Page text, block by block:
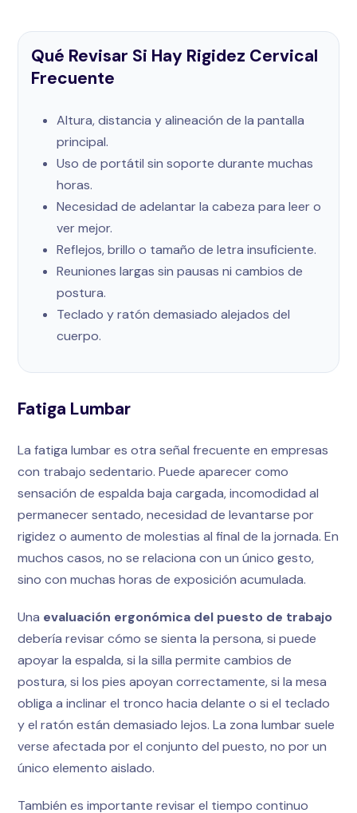
Qué Revisar Si Hay Rigidez Cervical
Frecuente
Altura, distancia y alineación de la pantalla
principal.
Uso de portátil sin soporte durante muchas
horas.
Necesidad de adelantar la cabeza para leer o
ver mejor.
Reflejos, brillo o tamaño de letra insuficiente.
Reuniones largas sin pausas ni cambios de
postura.
Teclado y ratón demasiado alejados del
cuerpo.
Fatiga Lumbar
La fatiga lumbar es otra señal frecuente en empresas
con trabajo sedentario. Puede aparecer como
sensación de espalda baja cargada, incomodidad al
permanecer sentado, necesidad de levantarse por
rigidez o aumento de molestias al final de la jornada. En
muchos casos, no se relaciona con un único gesto,
sino con muchas horas de exposición acumulada.
Una evaluación ergonómica del puesto de trabajo
debería revisar cómo se sienta la persona, si puede
apoyar la espalda, si la silla permite cambios de
postura, si los pies apoyan correctamente, si la mesa
obliga a inclinar el tronco hacia delante o si el teclado
y el ratón están demasiado lejos. La zona lumbar suele
verse afectada por el conjunto del puesto, no por un
único elemento aislado.
También es importante revisar el tiempo continuo